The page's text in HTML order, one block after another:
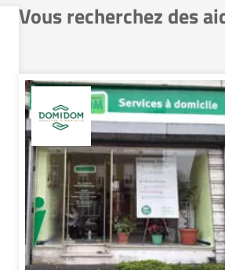
Vous recherchez des